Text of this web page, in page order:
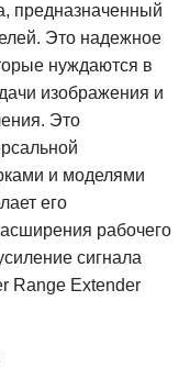
предназначенный
Это надежное
нуждаются в
изображения и
Это
и моделями
его
рабочего
сигнала
Range Extender